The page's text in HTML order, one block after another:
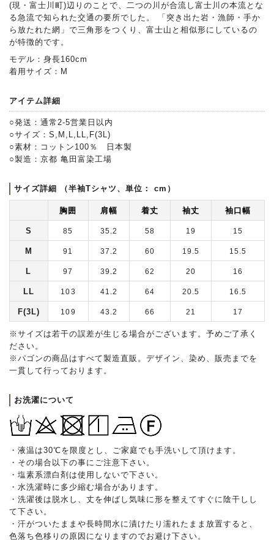
(現・富士川町)辺りのことで、二つの川が合流し富士川の本流とな
る急流で知られた交通の要所でした。 「突き出た岩・漁師・手か
ら放たれた網」で三角形をつくり、富士山と相似形にしているの
が特徴的です。
モデル：身長160cm
着用サイズ：M
アイテム詳細
○発送：通常2-5営業日以内
○サイズ：S,M,L,LL,F(3L)
○素材：コットン100％ 日本製
○製造：京都 亀田富染工場
サイズ詳細 （半袖Tシャツ、単位： cm）
胸囲 肩幅 着丈 袖丈 袖口幅
S 85 35.2 58 19 15
M 91 37.2 60 19.5 15.5
L 97 39.2 62 20 16
LL 103 41.2 64 20.5 16.5
F(3L) 109 43.2 66 21 17
※サイズは若干の誤差が生じる場合がございます。予めご了承く
ださい。
※パゴンの商品はすべて製造直販。デザイン、染め、販売までを
一貫して行っております。
お洗濯について
・液温は30℃を限度とし、ご家庭でも手洗いして頂けます。
・その場合以下の事にご注意下さい。
・塩素系漂白剤は使用しないで下さい。
・水洗濯時に多少縮む場合があります。
・洗濯後は脱水し、丈を伸ばし気味に形を整えてすぐに陰干しし
て下さい。
・汗がついたままや長時間水に漬けたり濡れたまま放置すると、
色落ち色移りの原因になりますのでお避け下さい。